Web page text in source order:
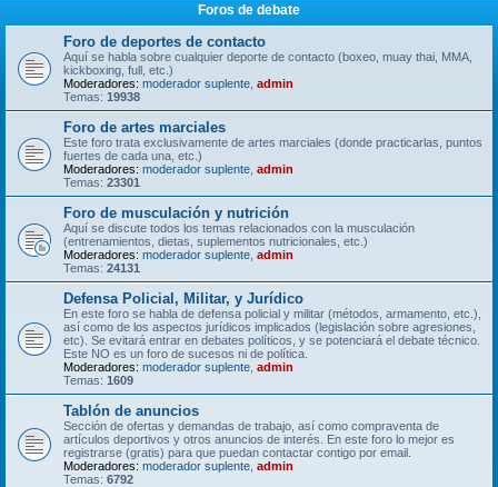
Foros de debate
Foro de deportes de contacto
Aquí se habla sobre cualquier deporte de contacto (boxeo, muay thai, MMA,
kickboxing, full, etc.)
Moderadores: moderador suplente admin
Temas: 19938
Foro de artes marciales
Este foro trata exclusivamente de artes marciales (donde practicarlas, puntos
fuertes de cada una, etc.)
Moderadores: moderador suplente admin
Temas: 23301
Foro de musculación y nutrición
Aquí se discute todos los temas relacionados con la musculación
(entrenamientos, dietas, suplementos nutricionales, etc.)
Moderadores: moderador suplente admin
Temas: 24131
Defensa Policial, Militar, y Jurídico
En este foro se habla de defensa policial y militar (métodos, armamento, etc.),
así como de los aspectos jurídicos implicados (legislación sobre agresiones,
etc). Se evitará entrar en debates políticos, y se potenciará el debate técnico.
Este NO es un foro de sucesos ni de política.
Moderadores: moderador suplente admin
Temas: 1609
Tablón de anuncios
Sección de ofertas y demandas de trabajo, así como compraventa de
artículos deportivos y otros anuncios de interés. En este foro lo mejor es
registrarse (gratis) para que puedan contactar contigo por email.
Moderadores: moderador suplente admin
Temas: 6792